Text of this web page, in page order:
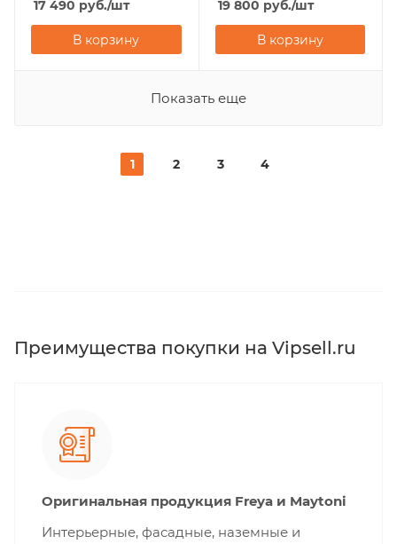
17 490 руб./шт
В корзину
19 800 руб./шт
В корзину
Показать еще
1 2 3 4
Преимущества покупки на Vipsell.ru
Оригинальная продукция Freya и Maytoni
Интерьерные, фасадные, наземные и